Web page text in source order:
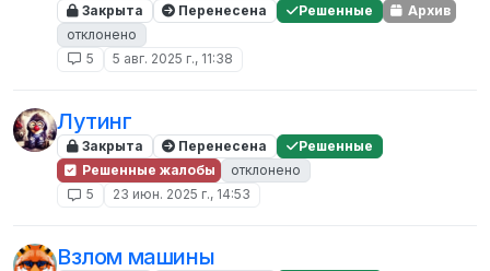
Закрыта Перенесена Решенные
Архив
отклонено
5
5 авг. 2025 г., 11:38
Лутинг
Закрыта Перенесена
Решенные
Решенные жалобы
отклонено
5
23 июн. 2025 г., 14:53
Взлом машины